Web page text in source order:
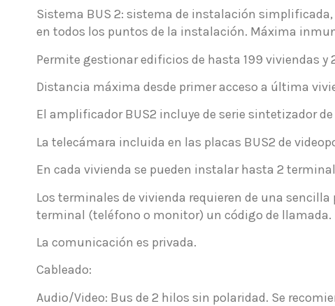
Sistema BUS 2: sistema de instalación
en todos los puntos de la instalación. Máxima
Permite gestionar edificios de hasta 199 viviendas y
Distancia máxima desde primer acceso a última
El amplificador BUS2 incluye de serie sintetizador
La telecámara incluida en las placas BUS2 de
En cada vivienda se pueden instalar hasta 2
Los terminales de vivienda requieren de una
terminal (teléfono o monitor) un código de llamada.
La comunicación es privada.
Cableado:
Audio/Video: Bus de 2 hilos sin polaridad. Se